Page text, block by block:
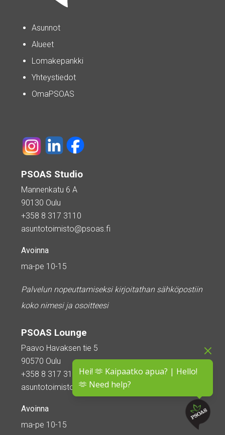
Hei! 🫶 Kaipaatko apua? | Hello!
🫶 Need help?
Asunnot
Alueet
Lomakepankki
Yhteystiedot
OmaPSOAS
PSOAS Studio
Mannenkatu 6 A
90130 Oulu
+358 8 317 3110
asuntotoimisto@psoas.fi
Avoinna
ma-pe 10-15
Palvelun nopeuttamiseksi kirjoitathan sähköpostiin
koko nimesi ja osoitteesi
PSOAS Lounge
Paavo Havaksen tie 5
90570 Oulu
+358 8 317 3110
asuntotoimisto@psoas.fi
Avoinna
ma-pe 10-15